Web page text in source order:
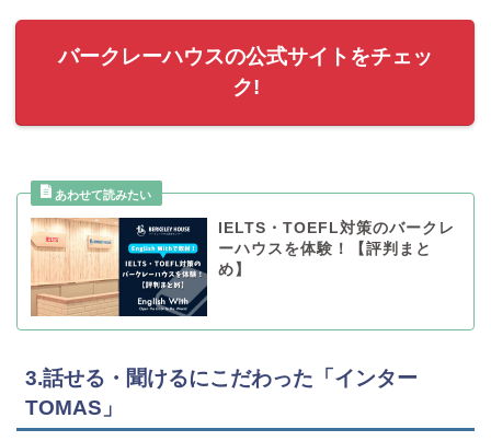
バークレーハウスの公式サイトをチェッ
ク!
IELTS・TOEFL対策のバークレ
ーハウスを体験！【評判まと
め】
3.話せる・聞けるにこだわった「インター
TOMAS」